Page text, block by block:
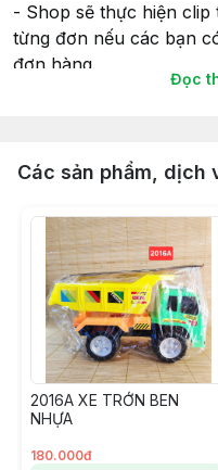
- Shop sẽ thực hiện clip
từng đơn nếu các bạn
đơn hàng.
- Tất cả các sản phẩm
món đồ chơi khi gửi
- Thời gian giao hàng
TMĐT nên Bạn vui
khi kết đơn nhé.
- Ngoài ra Shop còn có
Khách hàng có Yêu
lòng ghi chú Đơn hàng
xin thông tin màu Giấy
#dochoi #dochoitreem
#dochoibetrai
#goiquamienphi
Đọc
Các sản phẩm, dịch
2016A XE TRỚN BEN
NHỰA
180.000đ